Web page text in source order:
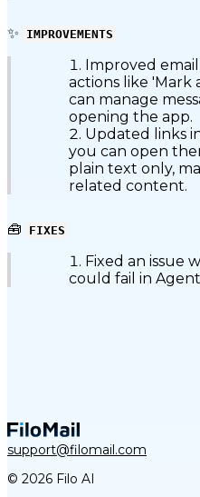
✨ IMPROVEMENTS
Improved
actions like 'Mark
can manage
opening the app.
Updated links
you can open
plain text only,
related content.
🧰 FIXES
Fixed an issue
could fail in
support@filomail.com
© 2026 Filo AI